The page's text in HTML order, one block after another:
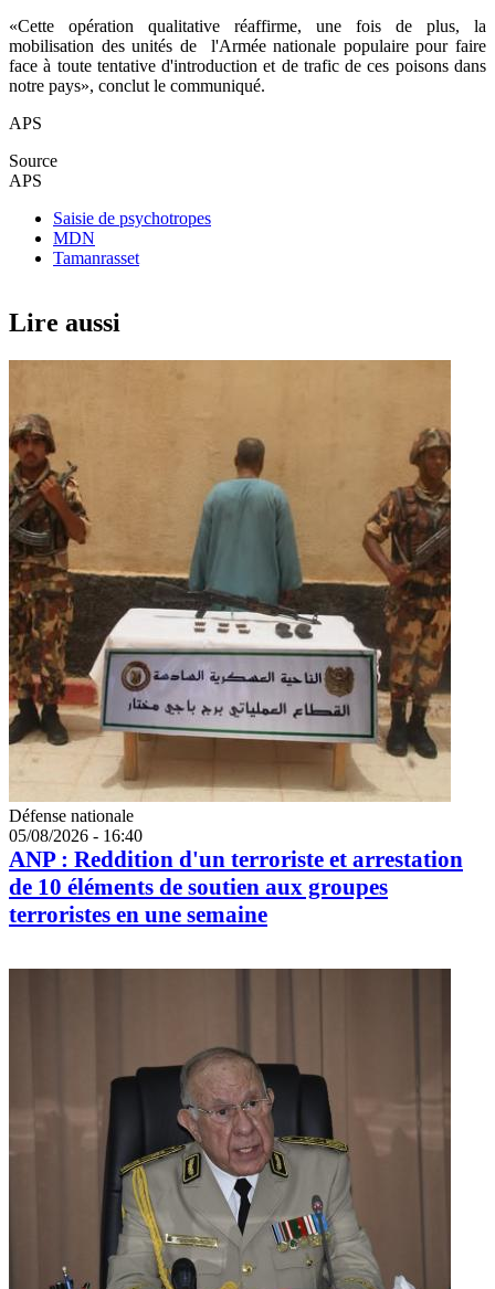
«Cette opération qualitative réaffirme, une fois de plus, la
mobilisation des unités de l'Armée nationale populaire pour faire
face à toute tentative d'introduction et de trafic de ces poisons dans
notre pays», conclut le communiqué.
APS
Source
APS
Saisie de psychotropes
MDN
Tamanrasset
Lire aussi
Catégorie
Défense nationale
05/08/2026 - 16:40
ANP : Reddition d'un terroriste et arrestation
de 10 éléments de soutien aux groupes
terroristes en une semaine